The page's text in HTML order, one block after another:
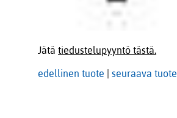
Jätä tiedustelupyyntö tästä.
edellinen tuote seuraava tuote